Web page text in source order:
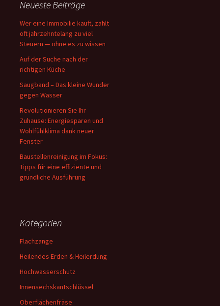
Neueste Beiträge
Wer eine Immobilie kauft, zahlt
oft jahrzehntelang zu viel
Steuern — ohne es zu wissen
Auf der Suche nach der
richtigen Küche
Saugband – Das kleine Wunder
gegen Wasser
Revolutionieren Sie Ihr
Zuhause: Energiesparen und
Wohlfühlklima dank neuer
Fenster
Baustellenreinigung im Fokus:
Tipps für eine effiziente und
gründliche Ausführung
Kategorien
Flachzange
Heilendes Erden & Heilerdung
Hochwasserschutz
Innensechskantschlüssel
Oberflächenfräse